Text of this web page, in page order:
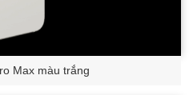
Max màu trắng